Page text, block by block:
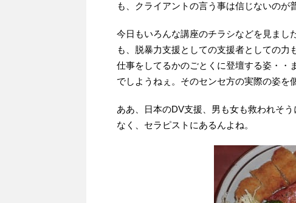
も、クライアントの言う事は信じないのが
今日もいろんな講座のチラシなどを見まし
も、脱暴力支援としての支援者としての
仕事をしてるかのごとくに登壇する姿・・
でしようねぇ。そのセンセ方の実際の姿を
ああ、日本のDV支援、男も女も救われそ
なく、セラピストにあるんよね。